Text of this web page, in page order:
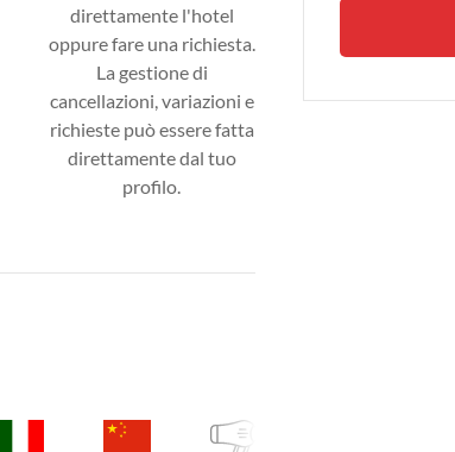
direttamente l'hotel
oppure fare una richiesta.
La gestione di
cancellazioni, variazioni e
richieste può essere fatta
direttamente dal tuo
profilo.